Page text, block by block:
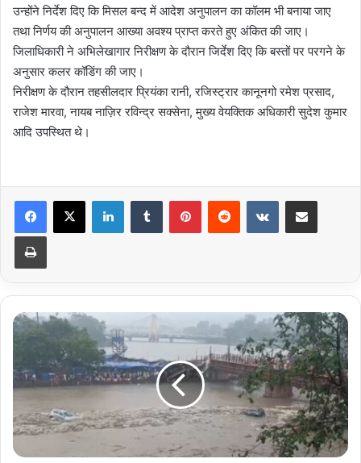
उन्होंने निर्देश दिए कि मिसल बन्द में आदेश अनुपालन का कॉलम भी बनाया जाए
तथा निर्णय की अनुपालन आख्या अवश्य प्राप्त करते हुए अंकित की जाए।
जिलाधिकारी ने अभिलेखागार निरीक्षण के दौरान जिर्देश दिए कि बस्तों पर परगने के
अनुसार कलर कॉडिंग की जाए।
निरीक्षण के दौरान तहसीलदार प्रियंका रानी, रजिस्ट्रार कानूनगो रमेश प्रसाद,
राजेश मारवा, नायब नाज़िर रविन्द्र सक्सेना, मुख्य वेयक्तिक अधिकारी सुदेश कुमार
आदि उपस्थित थे।
LinkedInTumblr PinterestReddit VKontakteShare via Email
Print
सीजन
की
बारिश
में
में
बहकर
पहुंची